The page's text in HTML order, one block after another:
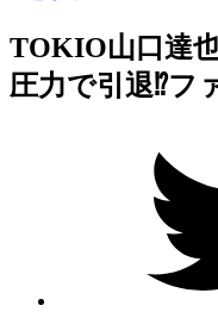
TOKIO山口達
圧力で引退⁉フ